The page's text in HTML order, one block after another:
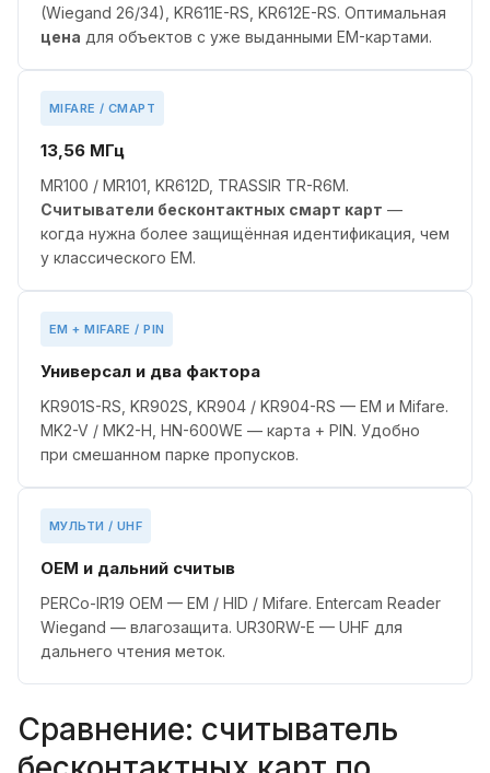
(Wiegand 26/34), KR611E-RS, KR612E-RS. Оптимальная
цена для объектов с уже выданными EM-картами.
MIFARE / СМАРТ
13,56 МГц
MR100 / MR101, KR612D, TRASSIR TR-R6M.
Считыватели бесконтактных смарт карт —
когда нужна более защищённая идентификация, чем
у классического EM.
EM + MIFARE / PIN
Универсал и два фактора
KR901S-RS, KR902S, KR904 / KR904-RS — EM и Mifare.
MK2-V / MK2-H, HN-600WE — карта + PIN. Удобно
при смешанном парке пропусков.
МУЛЬТИ / UHF
OEM и дальний считыв
PERCo-IR19 OEM — EM / HID / Mifare. Entercam Reader
Wiegand — влагозащита. UR30RW-E — UHF для
дальнего чтения меток.
Сравнение: считыватель